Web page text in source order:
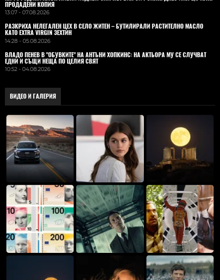
ПРОДАДЕНИ КОПИЯ
13:07 - 07.08.2026
РАЗКРИХА НЕЛЕГАЛЕН ЦЕХ В СЕЛО ЖИТЕН – БУТИЛИРАЛИ РАСТИТЕЛНО МАСЛО
КАТО EXTRA VIRGIN ЗЕХТИН
14:28 - 05.08.2026
ВЛАДO ПЕНЕВ В "ОБУВКИТЕ" НА АНТЪНИ ХОПКИНС: НА АКТЬОРА МУ СЕ СЛУЧВАТ
ЕДНИ И СЪЩИ НЕЩА ПО ЦЕЛИЯ СВЯТ
10:52 - 04.08.2026
ВИДЕО И ГАЛЕРИЯ